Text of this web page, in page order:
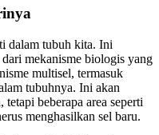
dalam tubuh kita. Ini
mekanisme biologis yang
multisel, termasuk
tubuhnya. Ini akan
beberapa area seperti
menghasilkan sel baru.